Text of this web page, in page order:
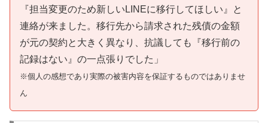
『担当変更のため新しいLINEに移行してほしい』と
連絡が来ました。移行先から請求された残債の金額
が元の契約と大きく異なり、抗議しても『移行前の
記録はない』の一点張りでした」
※個人の感想であり実際の被害内容を保証するものではありませ
ん